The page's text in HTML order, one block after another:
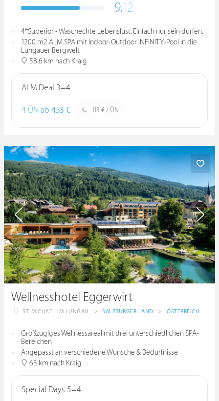
9.12
4*Superior - Waschechte Lebenslust. Einfach nur sein dürfen.
1200 m2 ALM.SPA mit Indoor-Outdoor INFINITY-Pool in die
Lungauer Bergwelt
58.6 km nach Kraig
ALM.Deal 3=4
4 ÜN ab 453 € 113 € / ÜN
Wellnesshotel Eggerwirt
ST. MICHAEL IM LUNGAU > SALZBURGER LAND > ÖSTERREICH
Großzügiges Wellnessareal mit drei unterschiedlichen SPA-
Bereichen
Angepasst an verschiedene Wünsche & Bedürfnisse
63 km nach Kraig
Special Days 5=4